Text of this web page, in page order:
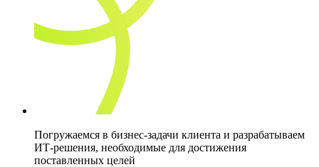
Погружаемся в бизнес-задачи клиента и разрабатываем
ИТ-решения, необходимые для достижения
поставленных целей